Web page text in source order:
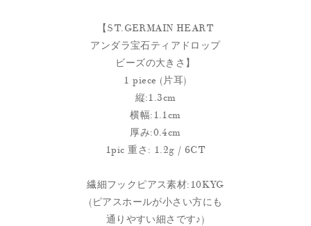
【ST.GERMAIN HEART
アンダラ宝石ティアドロップ
ビーズの大きさ】
1 piece (片耳)
縦:1.3cm
横幅:1.1cm
厚み:0.4cm
1pic 重さ: 1.2g / 6CT
繊細フックピアス素材:10KYG
(ピアスホールが小さい方にも
通りやすい細さです♪)